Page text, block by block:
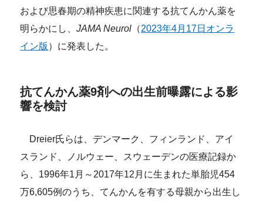
および思春期の精神疾患に関連する抗てんかん薬を
明らかにし、JAMA Neurol （2023年4月17日オンラ
イン版 ）に発表した。
抗てんかん薬9剤への出生前曝露による影
響を検討
Dreier氏らは、デンマーク、フィンランド、アイ
スランド、ノルウェー、スウェーデンの医療記録か
ら、1996年1月～2017年12月に生まれた単胎児454
万6,605例のうち、てんかんを有する母親から出生し